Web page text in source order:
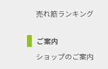
シリーズ名（カナ）
発売年月日（テキス
売れ筋ランキング
ご案内
ショップのご案内